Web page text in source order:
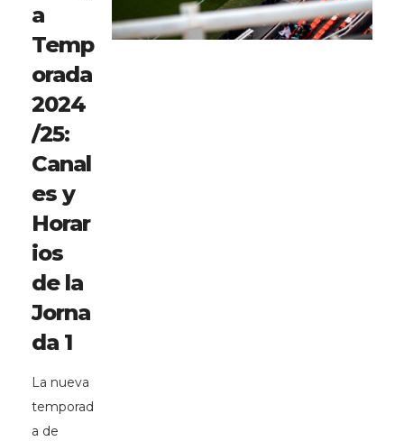
a
Temp
orada
2024
/25:
Canal
es y
Horar
ios
de la
Jorna
da 1
La nueva
temporad
a de